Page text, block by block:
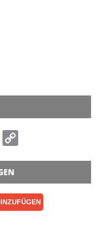
Email